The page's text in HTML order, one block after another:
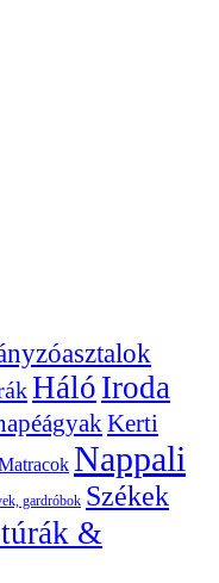
Háló Iroda
Kerti
Nappali
gardróbok Székek
&